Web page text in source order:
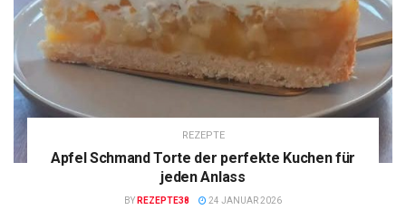
REZEPTE
Apfel Schmand Torte der perfekte Kuchen für
jeden Anlass
BY REZEPTE38 24 JANUAR 2026